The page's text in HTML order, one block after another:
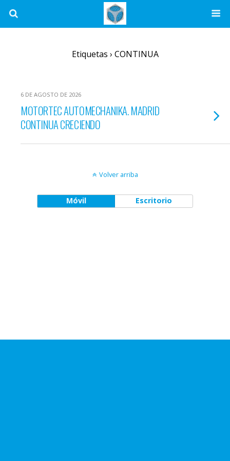
Etiquetas › CONTINUA
6 DE AGOSTO DE 2026
MOTORTEC AUTOMECHANIKA. MADRID
CONTINUA CRECIENDO
Volver arriba
Móvil Escritorio